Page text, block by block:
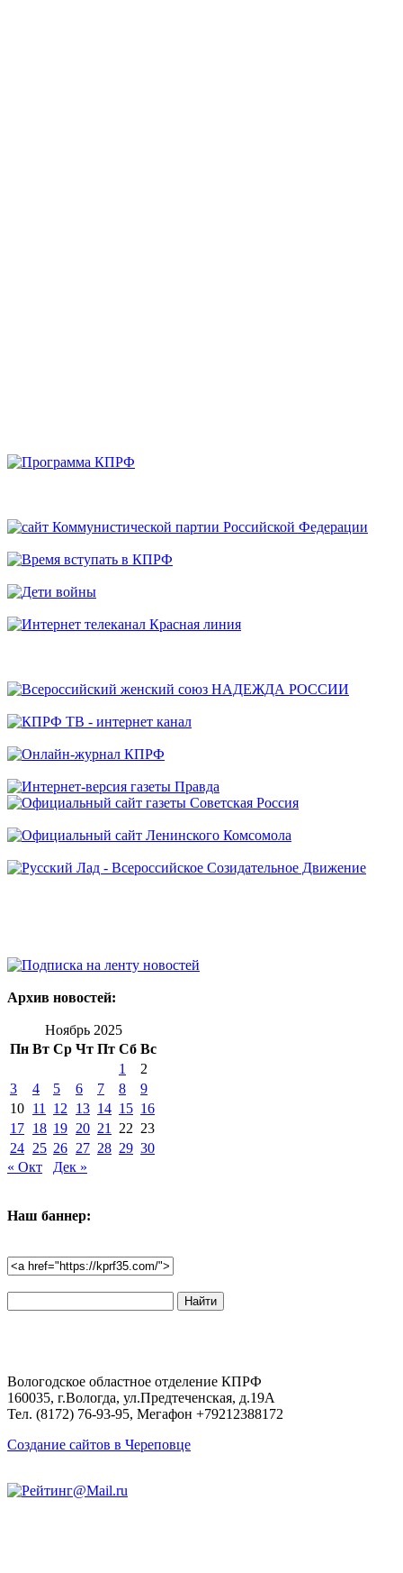
Архив новостей:
Ноябрь 2025
Пн Вт Ср Чт Пт Сб Вс
1
2
3
4 5 6 7 8
9
10 11 12 13 14 15 16
17 18 19 20 21 22 23
24 25 26 27 28 29 30
« Окт
Дек »
Наш баннер:
по
Вологодское областное отделение КПРФ
160035, г.Вологда, ул.Предтеченская, д.19А
Тел. (8172) 76-93-95, Мегафон +79212388172
Создание сайтов в Череповце